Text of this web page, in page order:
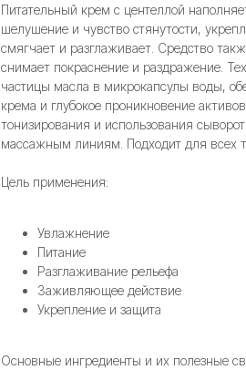
Питательный крем с центеллой
шелушение и чувство стянутости,
смягчает и разглаживает. Средство
снимает покраснение и раздражение.
частицы масла в микрокапсулы воды,
крема и глубокое проникновение
тонизирования и использования
массажным линиям. Подходит для всех
Цель применения:
Увлажнение
Питание
Разглаживание рельефа
Заживляющее действие
Укрепление и защита
Основные ингредиенты и их полезные